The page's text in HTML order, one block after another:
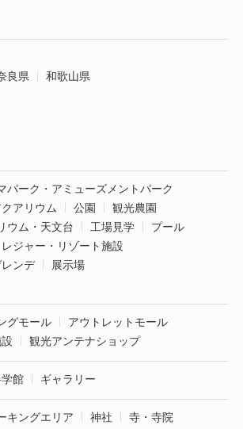
良県
和歌山県
パーク・アミューズメントパーク
アリウム 公園
観光農園
ウム・天文台 工場見学
プール
レジャー・リゾート施設
ンデ
展示場
グモール
アウトレットモール
観光アンテナショップ
館 ギャラリー
キングエリア 神社
寺・寺院